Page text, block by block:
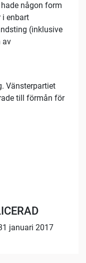
någon form
i enbart
(inklusive
av
Vänsterpartiet
till förmån för
januari 2017